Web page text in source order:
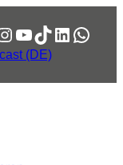
YouTube
TikTok
LinkedIn
(DE)